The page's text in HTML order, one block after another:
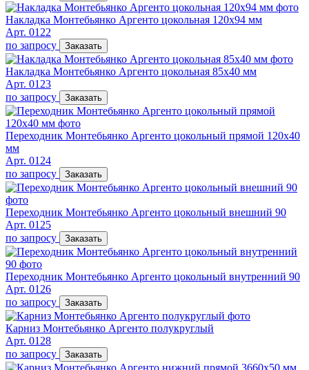
Накладка Монтебьянко Аргенто цокольная 120х94 мм
Арт. 0122
по запросу
Заказать
Накладка Монтебьянко Аргенто цокольная 85х40 мм
Арт. 0123
по запросу
Заказать
Переходник Монтебьянко Аргенто цокольный прямой 120х40
мм
Арт. 0124
по запросу
Заказать
Переходник Монтебьянко Аргенто цокольный внешний 90
Арт. 0125
по запросу
Заказать
Переходник Монтебьянко Аргенто цокольный внутренний 90
Арт. 0126
по запросу
Заказать
Карниз Монтебьянко Аргенто полукруглый
Арт. 0128
по запросу
Заказать